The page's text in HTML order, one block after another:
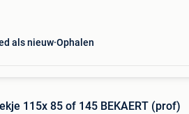
als nieuw Ophalen
115x 85 of 145 BEKAERT (prof)